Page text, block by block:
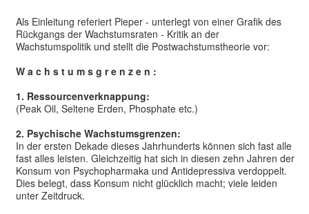
Als Einleitung referiert Pieper - unterlegt von einer Grafik des
Rückgangs der Wachstumsraten - Kritik an der
Wachstumspolitik und stellt die Postwachstumstheorie vor:
W a c h s t u m s g r e n z e n :
1. Ressourcenverknappung:
(Peak Oil, Seltene Erden, Phosphate etc.)
2. Psychische Wachstumsgrenzen:
In der ersten Dekade dieses Jahrhunderts können sich fast alle
fast alles leisten. Gleichzeitig hat sich in diesen zehn Jahren der
Konsum von Psychopharmaka und Antidepressiva verdoppelt.
Dies belegt, dass Konsum nicht glücklich macht; viele leiden
unter Zeitdruck.